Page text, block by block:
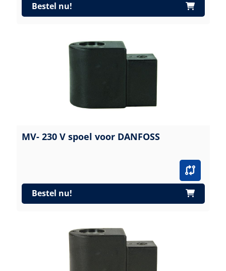
Bestel nu!
MV- 230 V spoel voor DANFOSS
Bestel nu!